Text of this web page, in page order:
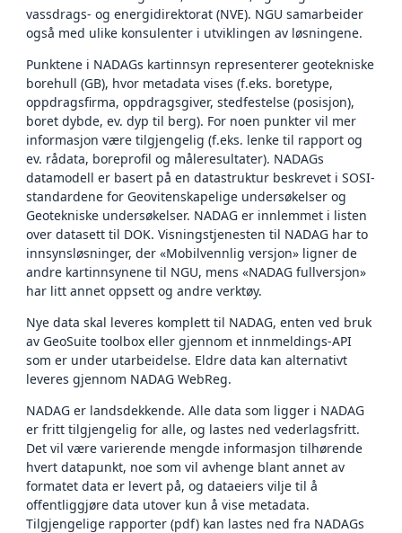
vassdrags- og energidirektorat (NVE). NGU samarbeider
også med ulike konsulenter i utviklingen av løsningene.
Punktene i NADAGs kartinnsyn representerer geotekniske
borehull (GB), hvor metadata vises (f.eks. boretype,
oppdragsfirma, oppdragsgiver, stedfestelse (posisjon),
boret dybde, ev. dyp til berg). For noen punkter vil mer
informasjon være tilgjengelig (f.eks. lenke til rapport og
ev. rådata, boreprofil og måleresultater). NADAGs
datamodell er basert på en datastruktur beskrevet i SOSI-
standardene for Geovitenskapelige undersøkelser og
Geotekniske undersøkelser. NADAG er innlemmet i listen
over datasett til DOK. Visningstjenesten til NADAG har to
innsynsløsninger, der «Mobilvennlig versjon» ligner de
andre kartinnsynene til NGU, mens «NADAG fullversjon»
har litt annet oppsett og andre verktøy.
Nye data skal leveres komplett til NADAG, enten ved bruk
av GeoSuite toolbox eller gjennom et innmeldings-API
som er under utarbeidelse. Eldre data kan alternativt
leveres gjennom NADAG WebReg.
NADAG er landsdekkende. Alle data som ligger i NADAG
er fritt tilgjengelig for alle, og lastes ned vederlagsfritt.
Det vil være varierende mengde informasjon tilhørende
hvert datapunkt, noe som vil avhenge blant annet av
formatet data er levert på, og dataeiers vilje til å
offentliggjøre data utover kun å vise metadata.
Tilgjengelige rapporter (pdf) kan lastes ned fra NADAGs